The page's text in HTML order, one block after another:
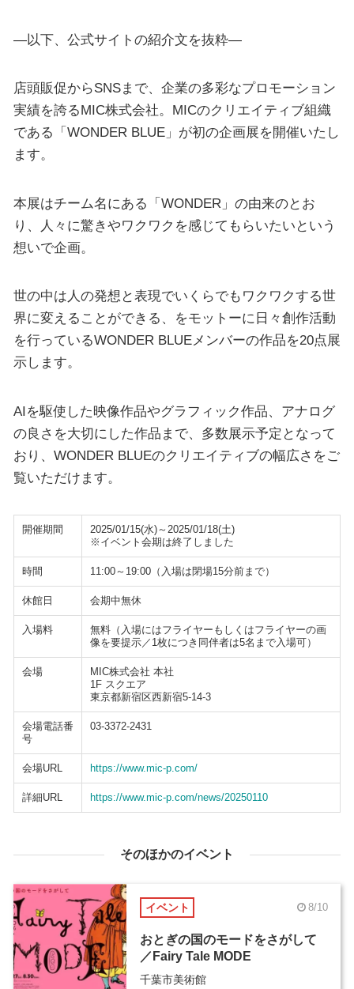
—以下、公式サイトの紹介文を抜粋—
店頭販促からSNSまで、企業の多彩なプロモーション
実績を誇るMIC株式会社。MICのクリエイティブ組織
である「WONDER BLUE」が初の企画展を開催いたし
ます。
本展はチーム名にある「WONDER」の由来のとお
り、人々に驚きやワクワクを感じてもらいたいという
想いで企画。
世の中は人の発想と表現でいくらでもワクワクする世
界に変えることができる、をモットーに日々創作活動
を行っているWONDER BLUEメンバーの作品を20点展
示します。
AIを駆使した映像作品やグラフィック作品、アナログ
の良さを大切にした作品まで、多数展示予定となって
おり、WONDER BLUEのクリエイティブの幅広さをご
覧いただけます。
開催期間
2025/01/15(水)～2025/01/18(土)
※イベント会期は終了しました
時間 11:00～19:00（入場は閉場15分前まで）
休館日 会期中無休
入場料
無料（入場にはフライヤーもしくはフライヤーの画
像を要提示／1枚につき同伴者は5名まで入場可）
会場
MIC株式会社 本社
1F スクエア
東京都新宿区西新宿5-14-3
会場電話番
号
03-3372-2431
会場URL https://www.mic-p.com/
詳細URL https://www.mic-p.com/news/20250110
そのほかのイベント
イベント 8/10
おとぎの国のモードをさがして
／Fairy Tale MODE
千葉市美術館